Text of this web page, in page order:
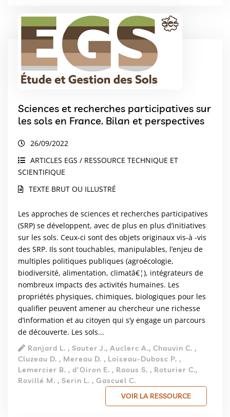
Sciences et recherches participatives sur
les sols en France. Bilan et perspectives
26/09/2022
ARTICLES EGS / RESSOURCE TECHNIQUE ET
SCIENTIFIQUE
TEXTE BRUT OU ILLUSTRÉ
Les approches de sciences et recherches participatives
(SRP) se développent, avec de plus en plus d’initiatives
sur les sols. Ceux-ci sont des objets originaux vis-à -vis
des SRP. Ils sont touchables, manipulables, l’enjeu de
multiples politiques publiques (agroécologie,
biodiversité, alimentation, climatâ€¦), intégrateurs de
nombreux impacts des activités humaines. Les
propriétés physiques, chimiques, biologiques pour les
qualifier peuvent amener au chercheur une richesse
d’information et au citoyen qui s’y engage un parcours
de découverte. Les sols...
Ranjard L. , Sauter J., Auclerc A., Chauvin C. ,
Cluzeau D. , Mereau D. , Loiseau-Dubosc P. ,
Lemercier B. , d'Oiron E. , Raous S. , Roturier C.,
Rovillé M. , Serin L. , Gascuel C.
VOIR LA RESSOURCE